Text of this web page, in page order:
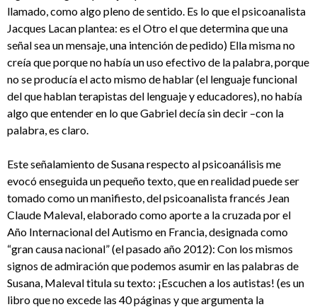
llamado, como algo pleno de sentido. Es lo que el psicoanalista
Jacques Lacan plantea: es el Otro el que determina que una
señal sea un mensaje, una intención de pedido) Ella misma no
creía que porque no había un uso efectivo de la palabra, porque
no se producía el acto mismo de hablar (el lenguaje funcional
del que hablan terapistas del lenguaje y educadores), no había
algo que entender en lo que Gabriel decía sin decir –con la
palabra, es claro.
Este señalamiento de Susana respecto al psicoanálisis me
evocó enseguida un pequeño texto, que en realidad puede ser
tomado como un manifiesto, del psicoanalista francés Jean
Claude Maleval, elaborado como aporte a la cruzada por el
Año Internacional del Autismo en Francia, designada como
“gran causa nacional” (el pasado año 2012): Con los mismos
signos de admiración que podemos asumir en las palabras de
Susana, Maleval titula su texto: ¡Escuchen a los autistas! (es un
libro que no excede las 40 páginas y que argumenta la